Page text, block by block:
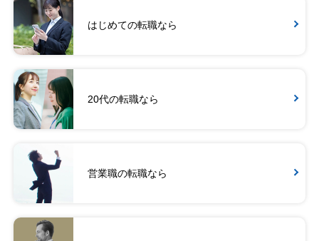
はじめての転職なら
20代の転職なら
営業職の転職なら